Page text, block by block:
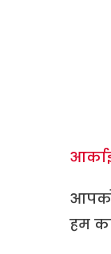
हम